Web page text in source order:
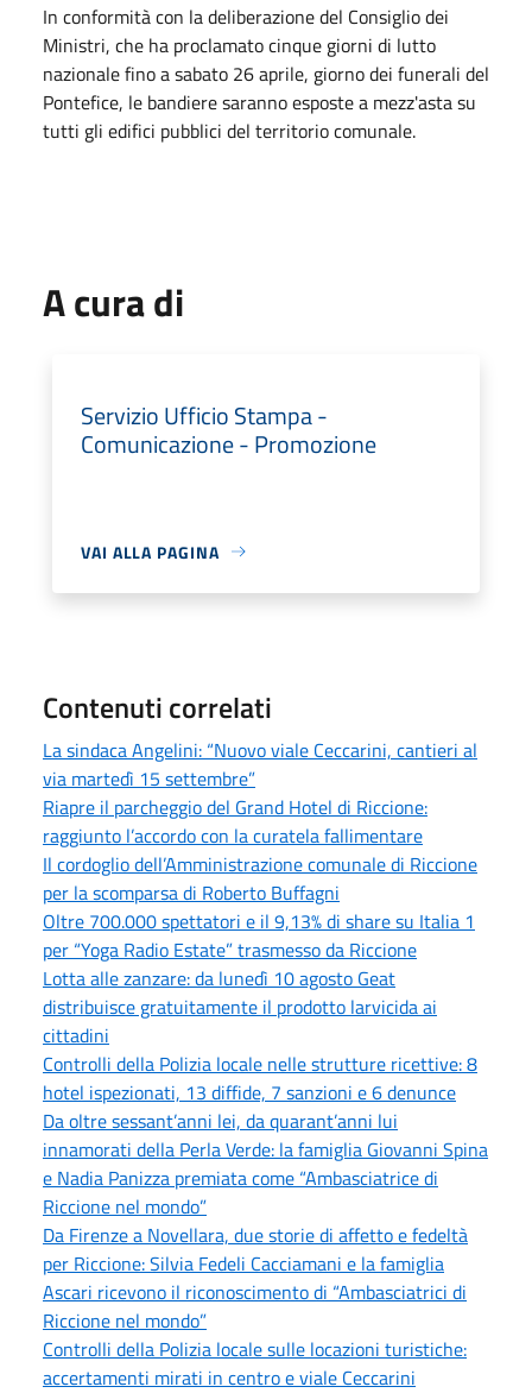
In conformità con la deliberazione del Consiglio dei
Ministri, che ha proclamato cinque giorni di lutto
nazionale fino a sabato 26 aprile, giorno dei funerali del
Pontefice, le bandiere saranno esposte a mezz'asta su
tutti gli edifici pubblici del territorio comunale.​
A cura di
Servizio Ufficio Stampa -
Comunicazione - Promozione
VAI ALLA PAGINA
Contenuti correlati
La sindaca Angelini: “Nuovo viale Ceccarini, cantieri al
via martedì 15 settembre”
Riapre il parcheggio del Grand Hotel di Riccione:
raggiunto l’accordo con la curatela fallimentare
Il cordoglio dell’Amministrazione comunale di Riccione
per la scomparsa di Roberto Buffagni
Oltre 700.000 spettatori e il 9,13% di share su Italia 1
per “Yoga Radio Estate” trasmesso da Riccione
Lotta alle zanzare: da lunedì 10 agosto Geat
distribuisce gratuitamente il prodotto larvicida ai
cittadini
Controlli della Polizia locale nelle strutture ricettive: 8
hotel ispezionati, 13 diffide, 7 sanzioni e 6 denunce
Da oltre sessant’anni lei, da quarant’anni lui
innamorati della Perla Verde: la famiglia Giovanni Spina
e Nadia Panizza premiata come “Ambasciatrice di
Riccione nel mondo”
Da Firenze a Novellara, due storie di affetto e fedeltà
per Riccione: Silvia Fedeli Cacciamani e la famiglia
Ascari ricevono il riconoscimento di “Ambasciatrici di
Riccione nel mondo”
Controlli della Polizia locale sulle locazioni turistiche:
accertamenti mirati in centro e viale Ceccarini